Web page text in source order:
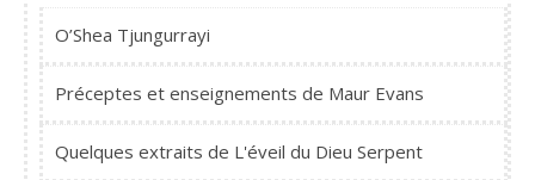
O’Shea Tjungurrayi
Préceptes et enseignements de Maur Evans
Quelques extraits de L'éveil du Dieu Serpent